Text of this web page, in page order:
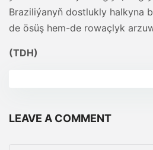
Braziliýanyň dostlukly halkyna
de ösüş hem-de rowaçlyk
(TDH)
LEAVE A COMMENT